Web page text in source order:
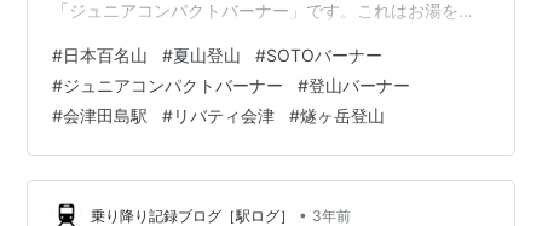
「ジュニアコンパクトバーナー」です。これはお湯を沸
調理には不向きです。お米を炊くのも出来上がりにムラ
ができてしまうので途中でかき混ぜてました。同じCD缶
のバーナーならSOTOの「レギュラーストーブST-310」
にすれば良かったかな？ 「てんきとくらす」というweb
サイトの予報では燧ケ岳の天気は朝B12時からC。でも6
時現在で…
#日本百名山 #夏山登山 #SOTOバーナー
#ジュニアコンパクトバーナー #登山バーナー
#会津田島駅 #リバティ会津 #燧ヶ岳登山
乗り降り記録ブログ［駅ログ］ • 3年前